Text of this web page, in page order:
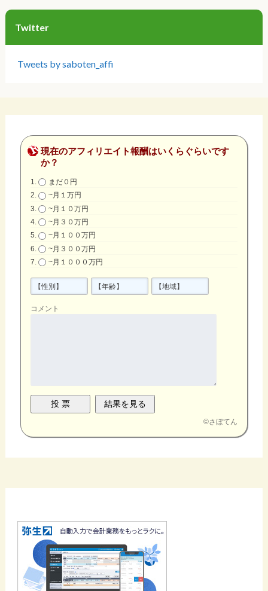
Twitter
Tweets by saboten_affi
現在のアフィリエイト報酬はいくらぐらいです
か？
まだ０円
~月１万円
~月１０万円
~月３０万円
~月１００万円
~月３００万円
~月１０００万円
コメント
©さぼてん